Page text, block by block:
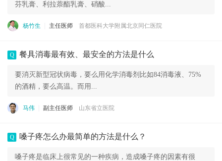
芬乳膏、利拉萘酯乳膏、硝酸...
杨竹生 主任医师 首都医科大学附属北京同仁医院
Q 餐具消毒最有效、最安全的方法是什么
要消灭新型冠状病毒，要么用化学消毒剂比如84消毒液、75%
的酒精，要么高温。而用...
马伟 副主任医师 山东省立医院
Q 嗓子疼怎么办最简单的方法是什么？
嗓子疼是临床上很常见的一种疾病，造成嗓子疼的因素有很